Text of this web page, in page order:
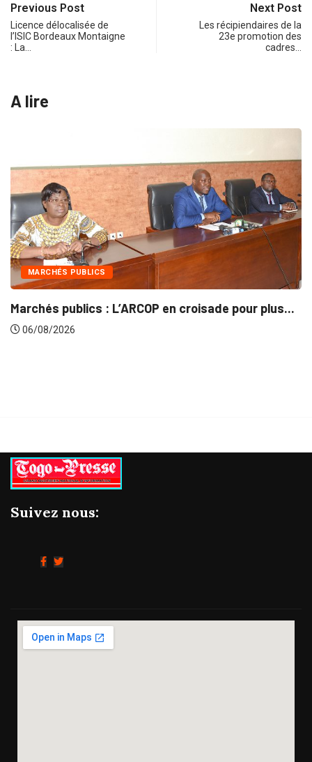
Previous Post
Licence délocalisée de
l’ISIC Bordeaux Montaigne
: La…
Next Post
Les récipiendaires de la
23e promotion des
cadres…
A lire
en croisade pour plus...
INTÉGRATION RÉGIONALE
Gestion concertée et
Suivez nous: